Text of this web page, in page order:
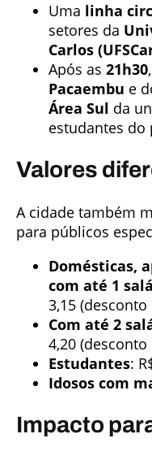
Uma linha
setores da
Carlos
Após as 21h30
Pacaembu e
Área Sul da
estudantes
Valores
A cidade também
para públicos
Domésticas,
com até 1
3,15 (desconto
Com até 2
4,20 (desconto
Estudantes:
Idosos com
Impacto